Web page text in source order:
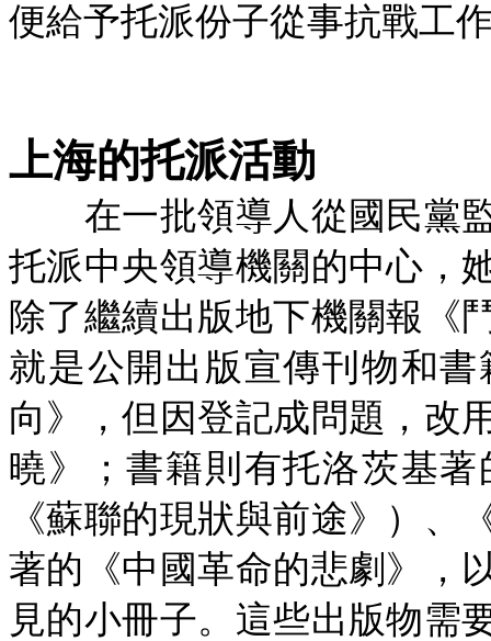
便給予托派份子從事抗戰工
上海的托派活動
在一批領導人從國民黨監
托派中央領導機關的中心，
除了繼續出版地下機關報《
就是公開出版宣傳刊物和
向》，但因登記成問題，改
曉》；書籍則有托洛茨基
《蘇聯的現狀與前途》）
著的《中國革命的悲劇》，
見的小冊子。這些出版物需